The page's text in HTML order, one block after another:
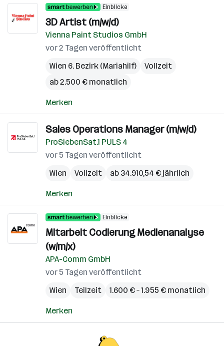
Einblicke
3D Artist (m/w/d)
Vienna Paint Studios GmbH
vor 2 Tagen veröffentlicht
Wien 6. Bezirk (Mariahilf)
Vollzeit
ab 2.500 € monatlich
Merken
Sales Operations Manager (m/w/d)
ProSiebenSat.1 PULS 4
vor 5 Tagen veröffentlicht
Wien
Vollzeit ab 34.910,54 € jährlich
Merken
Einblicke
Mitarbeit Codierung Medienanalyse
(w/m/x)
APA-Comm GmbH
vor 5 Tagen veröffentlicht
Wien
Teilzeit 1.600 € – 1.955 € monatlich
Merken